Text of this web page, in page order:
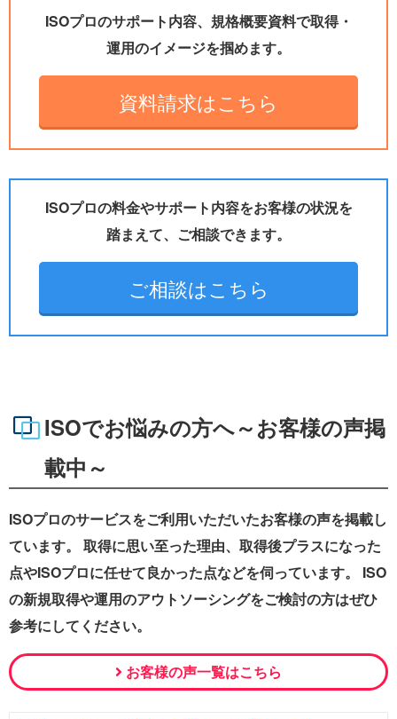
ISOプロのサポート内容、規格概要資料で取得・
運用のイメージを掴めます。
資料請求はこちら
ISOプロの料金やサポート内容をお客様の状況を
踏まえて、ご相談できます。
ご相談はこちら
ISOでお悩みの方へ～お客様の声掲
載中～
ISOプロのサービスをご利用いただいたお客様の声を掲載し
ています。 取得に思い至った理由、取得後プラスになった
点やISOプロに任せて良かった点などを伺っています。 ISO
の新規取得や運用のアウトソーシングをご検討の方はぜひ
参考にしてください。
お客様の声一覧はこちら